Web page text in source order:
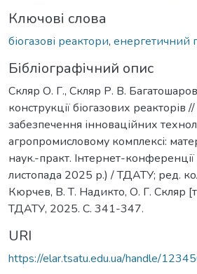
Ключові слова
біогазові реактори, енергетичний
Бібліографічний опис
Скляр О. Г., Скляр Р. В.
конструкції біогазових реакторів
забезпечення інноваційних
агропромисловому комплексі:
наук.-практ. Інтернет-
листопада 2025 р.) / ТДАТУ; ред.
Кюрчев, В. Т. Надикто, О. Г. Скляр
ТДАТУ, 2025. С. 341-347.
URI
https://elar.tsatu.edu.ua/handle/